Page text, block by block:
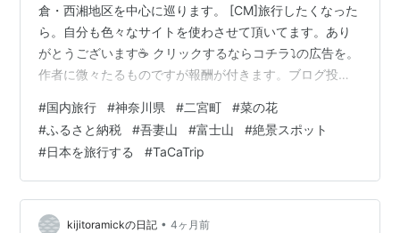
倉・西湘地区を中心に巡ります。 [CM]旅行したくなった
ら。自分も色々なサイトを使わさせて頂いてます。あり
がとうございます☕️ クリックするならコチラ⤵️の広告を。
作者に微々たるものですが報酬が付きます。ブログ投稿
県二宮町です。山頂に咲く菜の花を求めて、吾妻山を登
ります。 登っている途中、花を付けたスイセンの群生を
発見。スイセンもちょうど見頃を迎えていました🌼 その
まま登っていくと、珍しいものを発見。柵には番号札が
括り付けられています。この番号は現在地を示すもの
で、万一警察や消防…
#国内旅行 #神奈川県 #二宮町 #菜の花
#ふるさと納税 #吾妻山 #富士山 #絶景スポット
#日本を旅行する #TaCaTrip
kijitoramickの日記 • 4ヶ月前